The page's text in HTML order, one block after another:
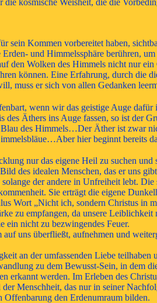
kosmische Weisheit, die die
sein Kommen vorbereitet haben,
und Himmelssphäre berühren,
den Wolken des Himmels nicht nur
können. Eine Erfahrung, durch die
muss er sich von allen Gedanken
wenn wir das geistige Auge dafür
Äthers ins Auge fassen, so ist der
Blau des Himmels…Der Äther ist zwar
hier beginnt bereits
nur das eigene Heil zu suchen und
des idealen Menschen, das er uns
der andere in Unfreiheit lebt. Die
Sie erträgt die eigene
Wort „Nicht ich, sondern Christus in
zu empfangen, da unsere Leiblichkeit
ein nicht zu bezwingendes Feuer.
uns überfließt, aufnehmen und
an der umfassenden Liebe teilhaben
zu dem Bewusst-Sein, in dem
erkannt werden. Im Erleben des
Menschheit, das nur in seiner
Offenbarung den Erdenumraum bilden.